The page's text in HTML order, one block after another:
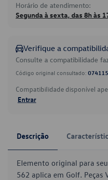
Horário de atendimento:
Segunda à sexta, das 8h às
Verifique a
Consulte a compatibilidade
Código original consultado:
Compatibilidade disponível
Entrar
Descrição
Elemento original para
562 aplica em Golf. Peças